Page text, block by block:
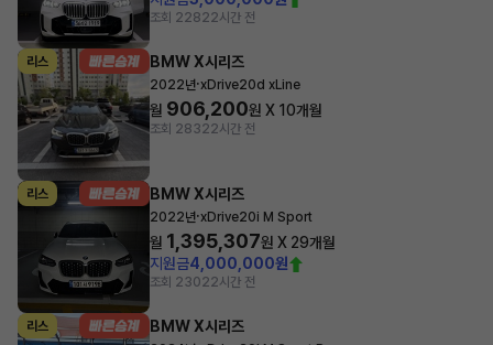
조회 22822시간 전
리스 BMW X시리즈
2022년·xDrive20d xLine
월 906,200원 X 10개월
조회 28322시간 전
리스 BMW X시리즈
2022년·xDrive20i M Sport
월 1,395,307원 X 29개월
지원금4,000,000원
조회 23022시간 전
리스 BMW X시리즈